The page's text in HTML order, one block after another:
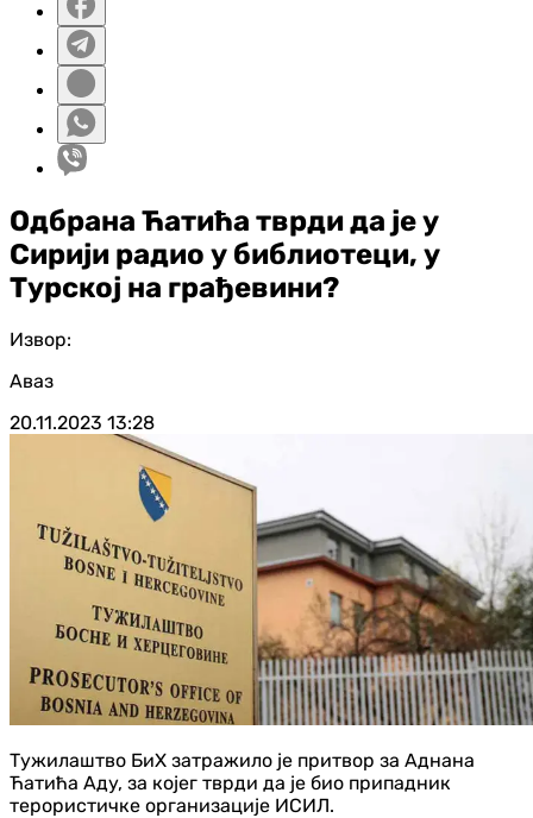
Одбрана Ћатића тврди да је у
Сирији радио у библиотеци, у
Турској на грађевини?
Извор:
Аваз
20.11.2023 13:28
Тужилаштво БиХ затражило је притвор за Аднана
Ћатића Аду, за којег тврди да је био припадник
терористичке организације ИСИЛ.